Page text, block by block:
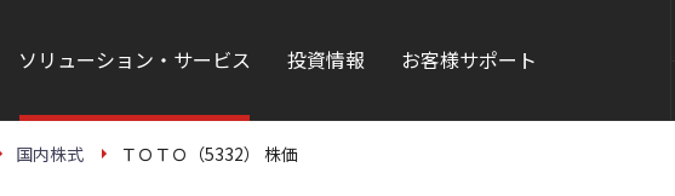
ソリューション・サービス 投資情報 お客様サポート
国内株式 ＴＯＴＯ（5332） 株価